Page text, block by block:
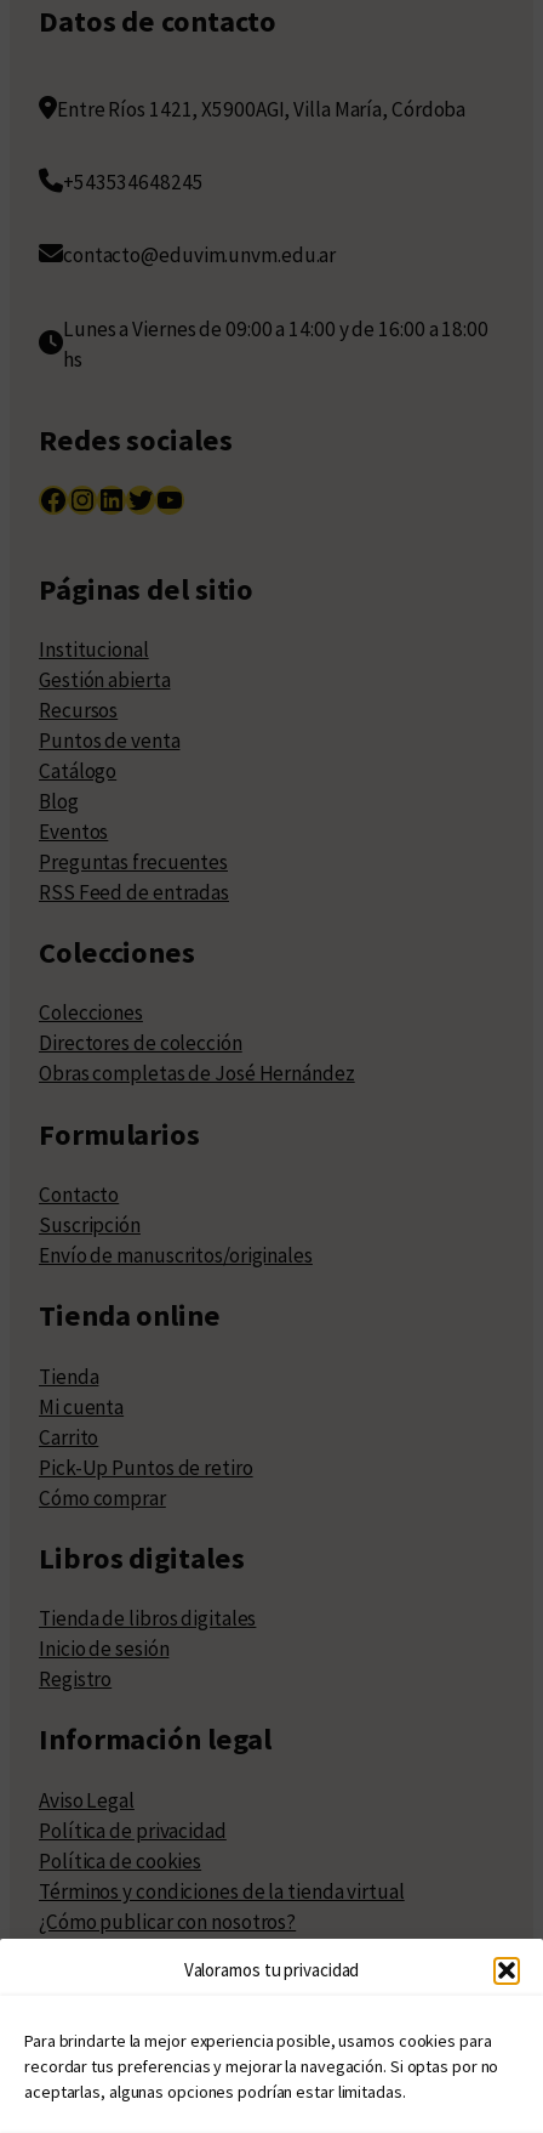
Valoramos tu privacidad
Para brindarte la mejor experiencia posible, usamos cookies para
recordar tus preferencias y mejorar la navegación. Si optas por no
aceptarlas, algunas opciones podrían estar limitadas.
Datos de contacto
Entre Ríos 1421, X5900AGI, Villa María, Córdoba
+543534648245
contacto@eduvim.unvm.edu.ar
Lunes a Viernes de 09:00 a 14:00 y de 16:00 a 18:00
hs
Redes sociales
Facebook InstagramLinkedIn Twitter YouTube
Páginas del sitio
Institucional
Gestión abierta
Recursos
Puntos de venta
Catálogo
Blog
Eventos
Preguntas frecuentes
RSS Feed de entradas
Colecciones
Colecciones
Directores de colección
Obras completas de José Hernández
Formularios
Contacto
Suscripción
Envío de manuscritos/originales
Tienda online
Tienda
Mi cuenta
Carrito
Pick-Up Puntos de retiro
Cómo comprar
Libros digitales
Tienda de libros digitales
Inicio de sesión
Registro
Información legal
Aviso Legal
Política de privacidad
Política de cookies
Términos y condiciones de la tienda virtual
¿Cómo publicar con nosotros?
Políticas de publicación
Políticas de coedición
Atribuciones